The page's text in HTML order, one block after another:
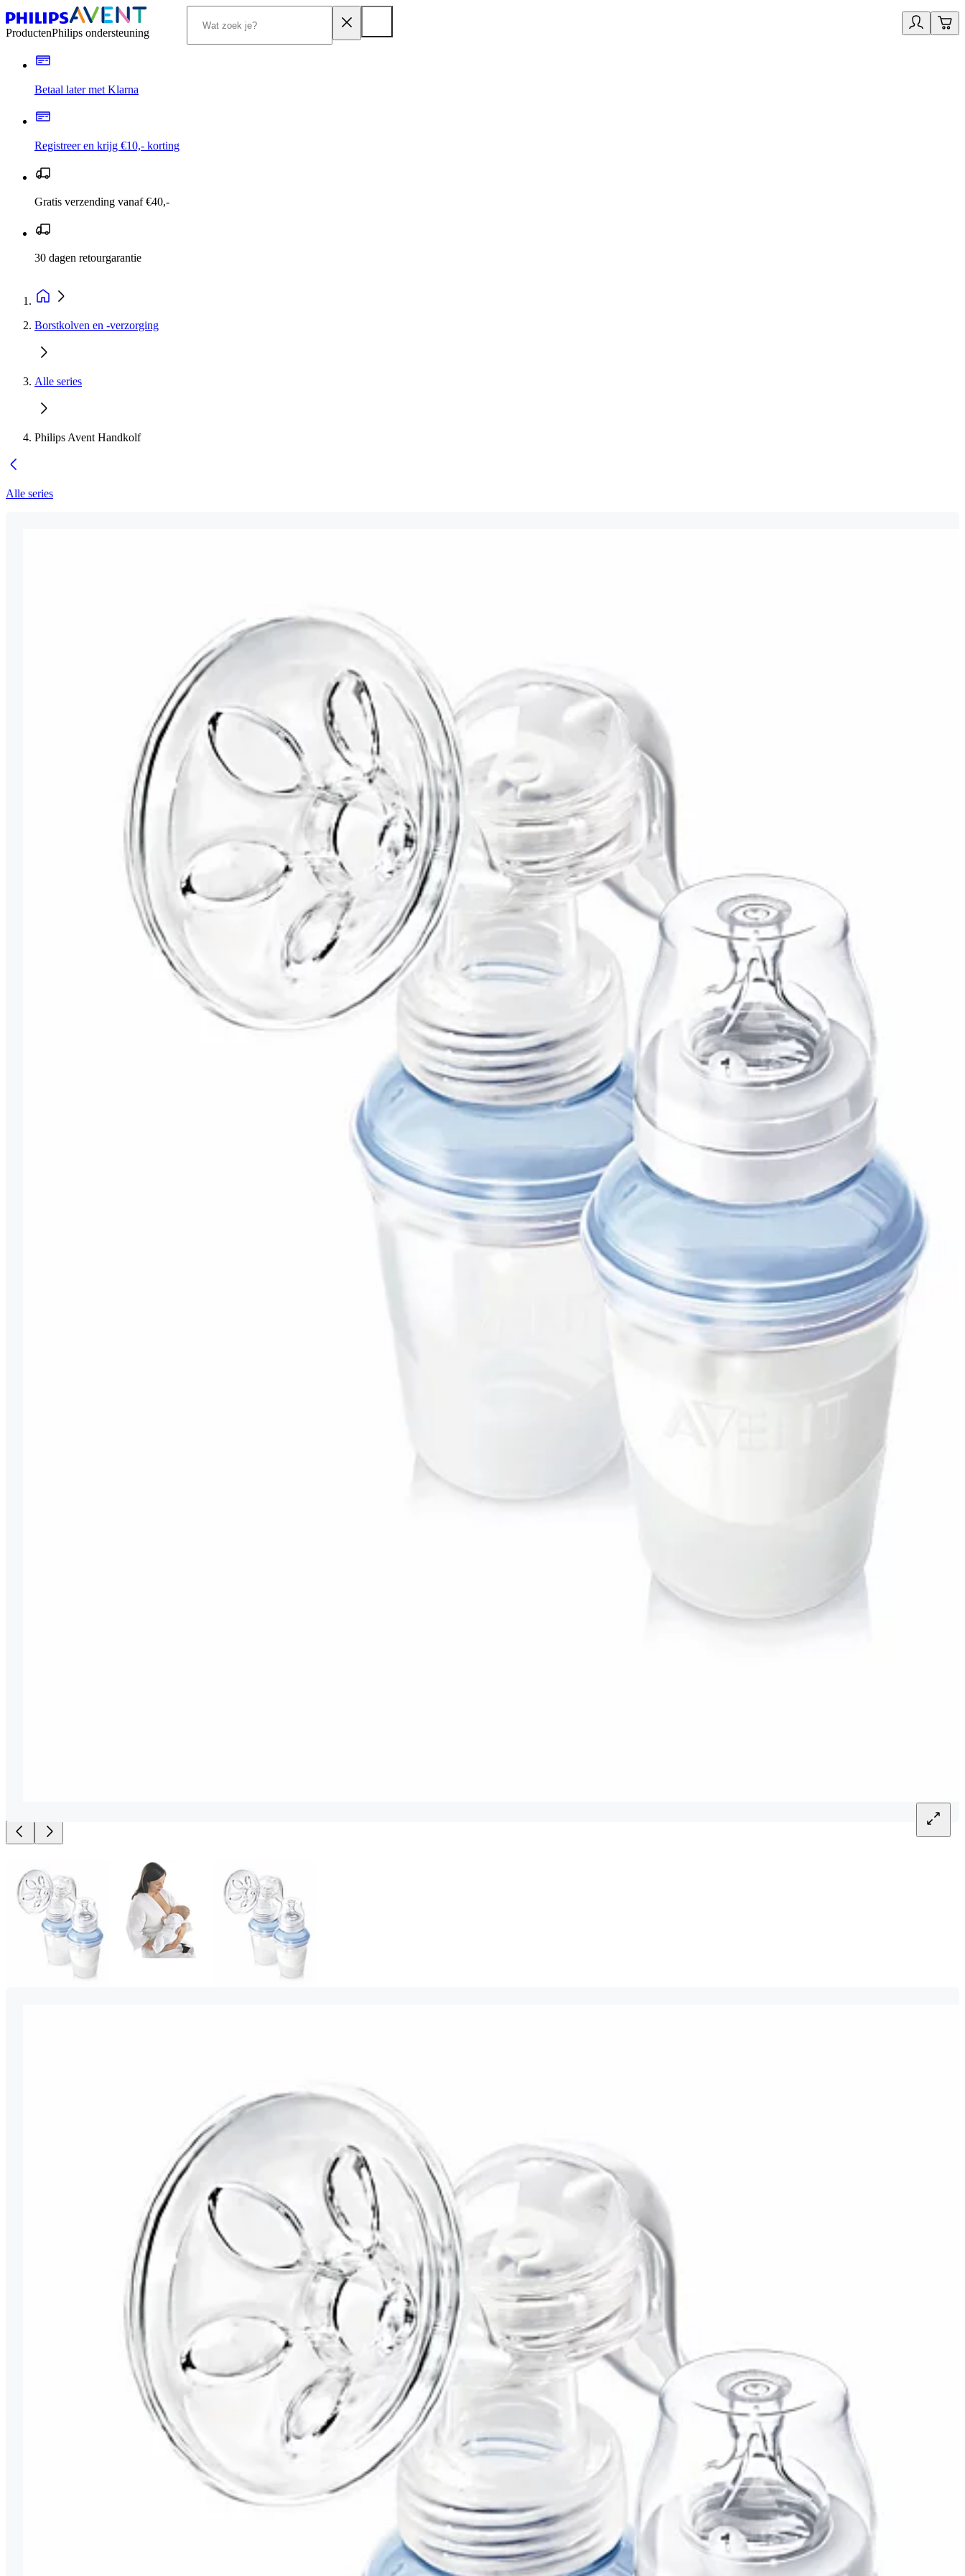
ProductenPhilips ondersteuning
Betaal later met Klarna
Registreer en krijg €10,- korting
Gratis verzending vanaf €40,-
30 dagen retourgarantie
Borstkolven en -verzorging
Alle series
Philips Avent Handkolf
Alle series